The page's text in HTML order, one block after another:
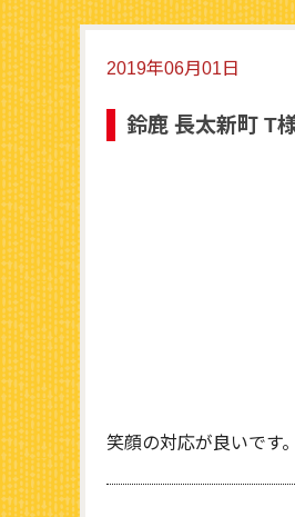
2019年06月01日
鈴鹿 長太新町 T
笑顔の対応が良いです。